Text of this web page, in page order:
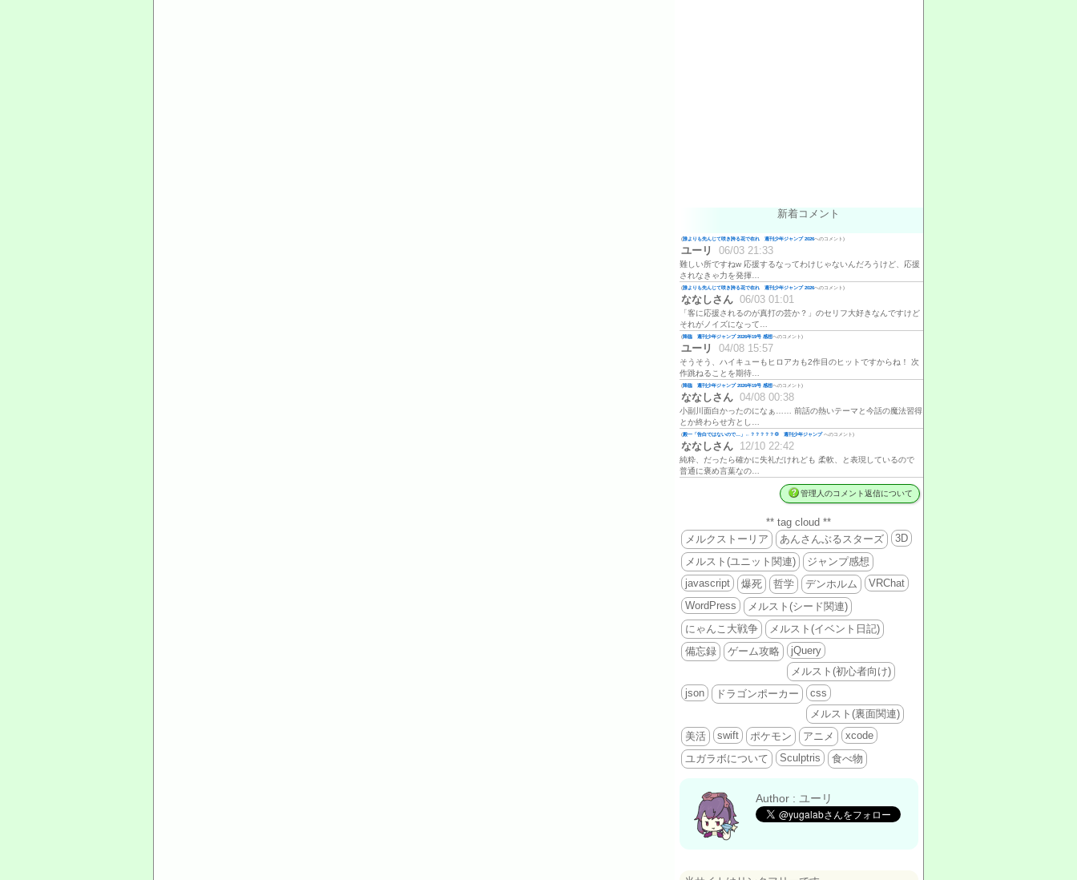
新着コメント
(誰よりも先んじて咲き誇る花で在れ 週刊少年ジャンプ 2026へのコメント)
ユーリ 06/03 21:33
難しい所ですねw 応援するなってわけじゃないんだろうけど、応援
されなきゃ力を発揮…
(誰よりも先んじて咲き誇る花で在れ 週刊少年ジャンプ 2026へのコメント)
ななしさん 06/03 01:01
「客に応援されるのが真打の芸か？」のセリフ大好きなんですけど
それがノイズになって…
(降臨 週刊少年ジャンプ 2026年19号 感想へのコメント)
ユーリ 04/08 15:57
そうそう、ハイキューもヒロアカも2作目のヒットですからね！ 次
作跳ねることを期待…
(降臨 週刊少年ジャンプ 2026年19号 感想へのコメント)
ななしさん 04/08 00:38
小副川面白かったのになぁ…… 前話の熱いテーマと今話の魔法習得
とか終わらせ方とし…
(殿一「告白ではないので…」←？？？？？💢 週刊少年ジャンプへのコメント)
ななしさん 12/10 22:42
純粋、だったら確かに失礼だけれども 柔軟、と表現しているので
普通に褒め言葉なの…
管理人のコメント返信について
** tag cloud **
メルクストーリア
あんさんぶるスターズ
3D
メルスト(ユニット関連)
ジャンプ感想
javascript
爆死 哲学 デンホルム
VRChat
WordPress
メルスト(シード関連)
にゃんこ大戦争
メルスト(イベント日記)
備忘録
ゲーム攻略
jQuery
メルスト(初心者向け)
json
ドラゴンポーカー
css
メルスト(裏面関連)
美活
swift ポケモン アニメ
xcode
ユガラボについて
Sculptris 食べ物
Author : ユーリ